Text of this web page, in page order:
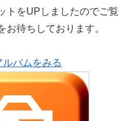
トをUPしましたのでご覧
お待ちしております。
バムをみる